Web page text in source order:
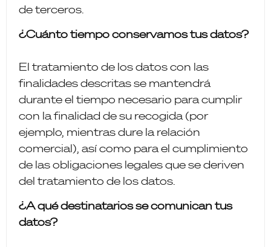
de terceros.
¿Cuánto tiempo conservamos tus datos?
El tratamiento de los datos con las
finalidades descritas se mantendrá
durante el tiempo necesario para cumplir
con la finalidad de su recogida (por
ejemplo, mientras dure la relación
comercial), así como para el cumplimiento
de las obligaciones legales que se deriven
del tratamiento de los datos.
¿A qué destinatarios se comunican tus
datos?